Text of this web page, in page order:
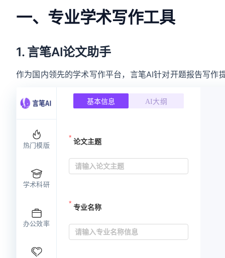
一、专业学术写作工具
1. 言笔AI论文助手
作为国内领先的学术写作平台，言笔AI针对开题报告写作
热门模版
学术科研
办公效率
基本信息 AI大纲
论文主题
专业名称